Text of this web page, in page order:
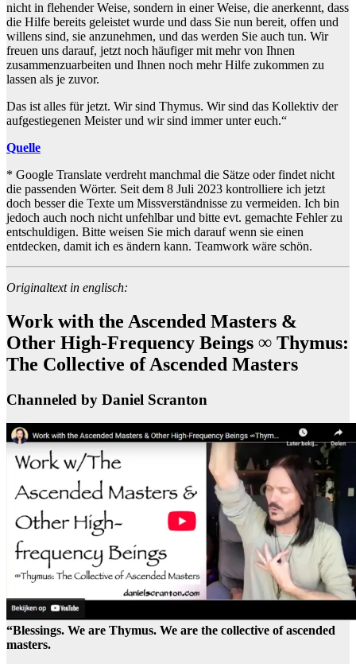
nicht in flehender Weise, sondern in einer Weise, die anerkennt, dass
die Hilfe bereits geleistet wurde und dass Sie nun bereit, offen und
willens sind, sie anzunehmen, und das werden Sie auch tun. Wir
freuen uns darauf, jetzt noch häufiger mit mehr von Ihnen
zusammenzuarbeiten und Ihnen noch mehr Hilfe zukommen zu
lassen als je zuvor.
Das ist alles für jetzt. Wir sind Thymus. Wir sind das Kollektiv der
aufgestiegenen Meister und wir sind immer unter euch.“
Quelle
* Google Translate verdreht manchmal die Sätze oder findet nicht
die passenden Wörter. Seit dem 8 Juli 2023 kontrolliere ich jetzt
doch besser die Texte um Missverständnisse zu vermeiden. Ich bin
jedoch auch noch nicht unfehlbar und bitte evt. gemachte Fehler zu
entschuldigen. Bitte weisen Sie mich darauf wenn sie einen
entdecken, damit ich es ändern kann. Teamwork wäre schön.
Originaltext in englisch:
Work with the Ascended Masters &
Other High-Frequency Beings ∞ Thymus:
The Collective of Ascended Masters
Channeled by Daniel Scranton
“Blessings. We are Thymus. We are the collective of ascended
masters.